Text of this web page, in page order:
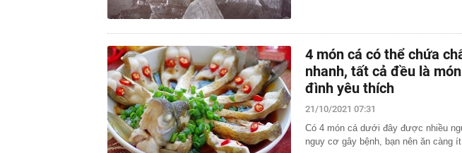
4 món cá có thể chứa
nhanh, tất cả đều là
đình yêu thích
21/10/2021 07:31
Có 4 món cá dưới đây được nhiều
nguy cơ gây bệnh, bạn nên ăn càng